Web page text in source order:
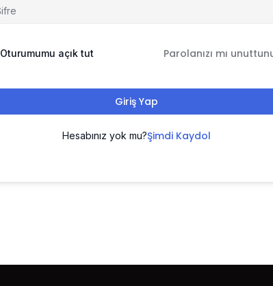
Oturumumu açık tut Parolanızı mı
Giriş Yap
Hesabınız yok mu?Şimdi Kaydol